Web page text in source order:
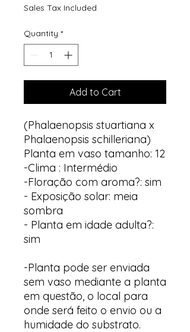
Sales Tax Included
Quantity *
Add to Cart
(Phalaenopsis stuartiana x
Phalaenopsis schilleriana)
Planta em vaso tamanho: 12
-Clima : Intermédio
-Floração com aroma?: sim
- Exposição solar: meia
sombra
- Planta em idade adulta?:
sim
-Planta pode ser enviada
sem vaso mediante a planta
em questão, o local para
onde será feito o envio ou a
humidade do substrato.